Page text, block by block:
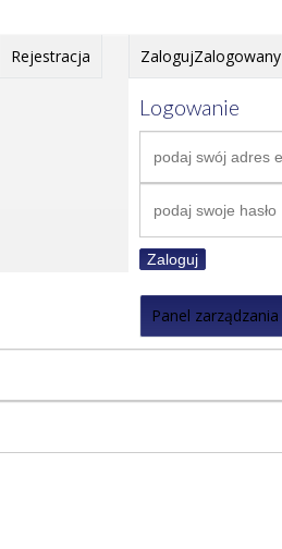
Rejestracja ZalogujZalogowany
Logowanie
Zaloguj
Panel zarządzania